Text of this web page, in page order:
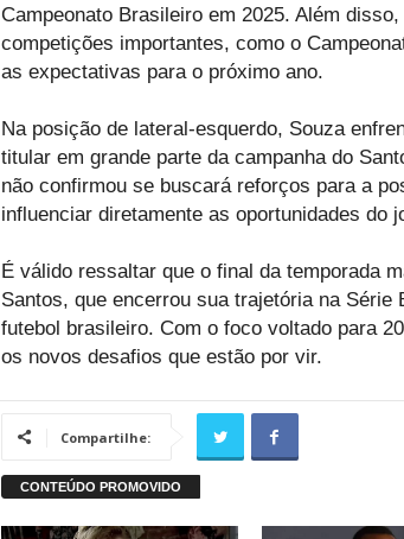
Campeonato Brasileiro em 2025. Além
competições importantes, como o
as expectativas para o próximo ano.
Na posição de lateral-esquerdo, Souza
titular em grande parte da campanha do
não confirmou se buscará reforços para a
influenciar diretamente as oportunidades do
É válido ressaltar que o final da temporada
Santos, que encerrou sua trajetória na
futebol brasileiro. Com o foco voltado para
os novos desafios que estão por vir.
Compartilhe: